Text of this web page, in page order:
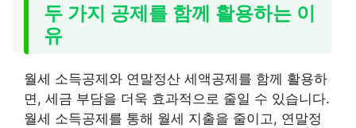
두 가지 공제를 함께 활용하는 이
유
월세 소득공제와 연말정산 세액공제를 함께 활용하
면, 세금 부담을 더욱 효과적으로 줄일 수 있습니다.
월세 소득공제를 통해 월세 지출을 줄이고, 연말정